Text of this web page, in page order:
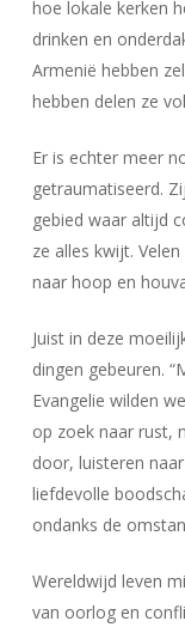
hoe lokale kerken
drinken en
Armenië hebben
hebben delen ze
Er is echter meer
getraumatiseerd.
gebied waar altijd
ze alles kwijt.
naar hoop en
Juist in deze
dingen gebeuren.
Evangelie wilden
op zoek naar rust,
door, luisteren
liefdevolle
ondanks de
Wereldwijd leven
van oorlog en